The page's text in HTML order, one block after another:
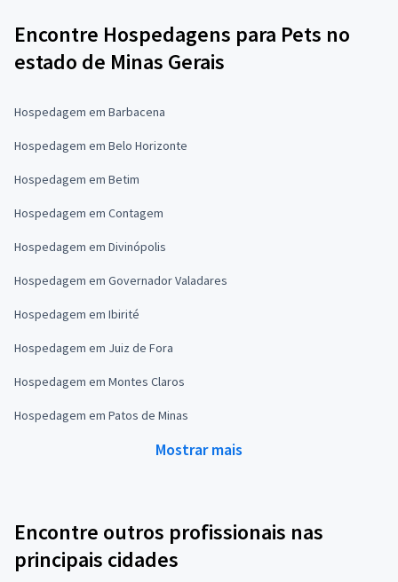
Encontre Hospedagens para Pets no
estado de Minas Gerais
Hospedagem em Barbacena
Hospedagem em Belo Horizonte
Hospedagem em Betim
Hospedagem em Contagem
Hospedagem em Divinópolis
Hospedagem em Governador Valadares
Hospedagem em Ibirité
Hospedagem em Juiz de Fora
Hospedagem em Montes Claros
Hospedagem em Patos de Minas
Mostrar mais
Encontre outros profissionais nas
principais cidades